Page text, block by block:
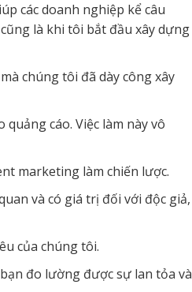
các doanh nghiệp kể câu
là khi tôi bắt đầu xây dựng
chúng tôi đã dày công xây
cáo. Việc làm này vô
marketing làm chiến lược.
và có giá trị đối với độc giả,
của chúng tôi.
đo lường được sự lan tỏa và